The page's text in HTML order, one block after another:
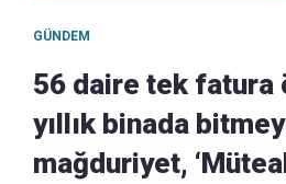
GÜNDEM
56 daire tek fatura
yıllık binada
mağduriyet,